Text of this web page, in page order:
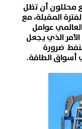
محللون أن تظل
المقبلة، مع
عوامل
الأمر الذي يجعل
ضرورة
أسواق الطاقة.